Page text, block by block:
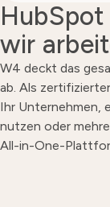
wir
W4 deckt das
ab. Als
Ihr Unternehmen,
nutzen oder
All-in-One-